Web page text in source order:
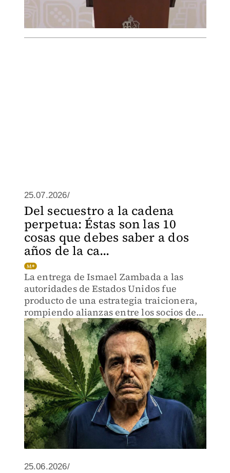
25.07.2026/
Del secuestro a la cadena
perpetua: Éstas son las 10
cosas que debes saber a dos
años de la ca...
La entrega de Ismael Zambada a las
autoridades de Estados Unidos fue
producto de una estrategia traicionera,
rompiendo alianzas entre los socios del
crimen del Cártel de Sinaloa.
25.06.2026/